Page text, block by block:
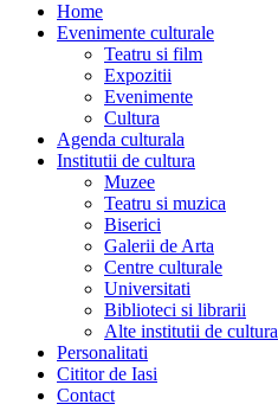
Home
Evenimente culturale
Teatru si film
Expozitii
Evenimente
Cultura
Agenda culturala
Institutii de cultura
Muzee
Teatru si muzica
Biserici
Galerii de Arta
Centre culturale
Universitati
Biblioteci si librarii
Alte institutii de cultura
Personalitati
Cititor de Iasi
Contact